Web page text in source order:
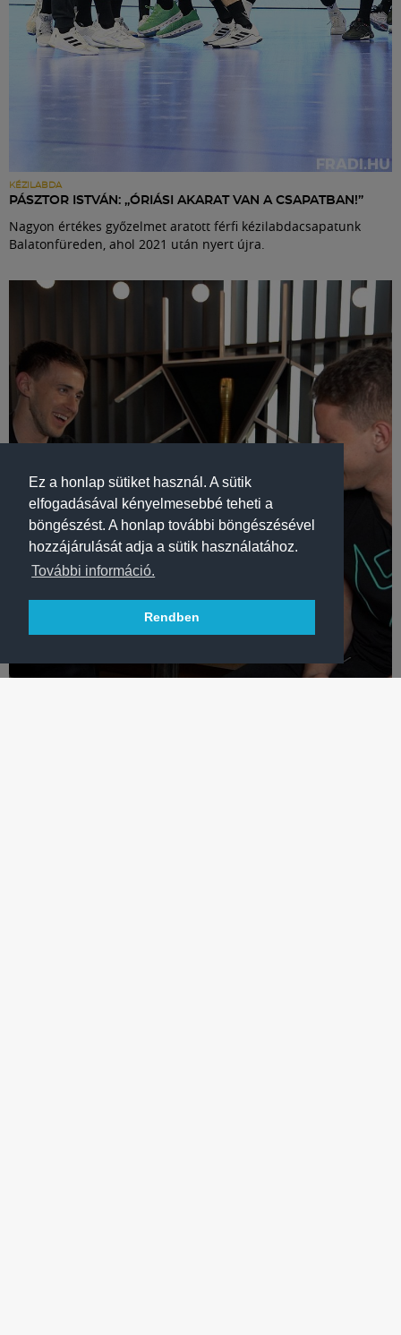
Ez a honlap sütiket használ. A sütik
elfogadásával kényelmesebbé teheti a
böngészést. A honlap további böngészésével
hozzájárulását adja a sütik használatához.
További információ.
Rendben
KÉZILABDA
PÁSZTOR ISTVÁN: „ÓRIÁSI AKARAT VAN A CSAPATBAN!”
Nagyon értékes győzelmet aratott férfi kézilabdacsapatunk
Balatonfüreden, ahol 2021 után nyert újra.